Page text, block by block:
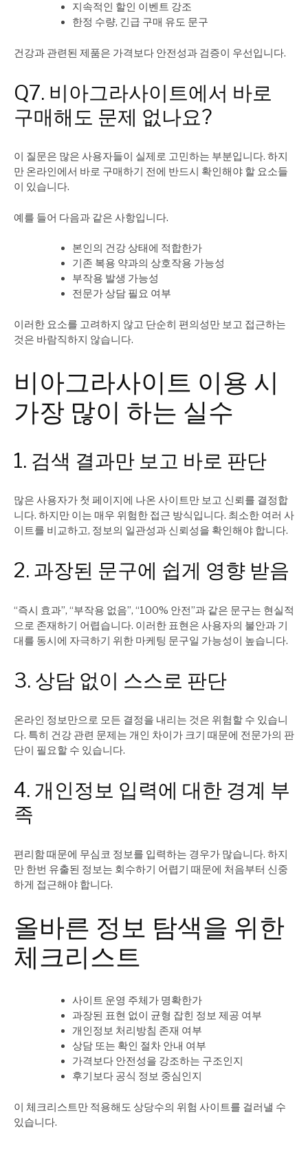
지속적인 할인 이벤트 강조
한정 수량, 긴급 구매 유도 문구
건강과 관련된 제품은 가격보다 안전성과 검증이 우선입니다.
Q7. 비아그라사이트에서 바로
구매해도 문제 없나요?
이 질문은 많은 사용자들이 실제로 고민하는 부분입니다. 하지
만 온라인에서 바로 구매하기 전에 반드시 확인해야 할 요소들
이 있습니다.
예를 들어 다음과 같은 사항입니다.
본인의 건강 상태에 적합한가
기존 복용 약과의 상호작용 가능성
부작용 발생 가능성
전문가 상담 필요 여부
이러한 요소를 고려하지 않고 단순히 편의성만 보고 접근하는
것은 바람직하지 않습니다.
비아그라사이트 이용 시
가장 많이 하는 실수
1. 검색 결과만 보고 바로 판단
많은 사용자가 첫 페이지에 나온 사이트만 보고 신뢰를 결정합
니다. 하지만 이는 매우 위험한 접근 방식입니다. 최소한 여러 사
이트를 비교하고, 정보의 일관성과 신뢰성을 확인해야 합니다.
2. 과장된 문구에 쉽게 영향 받음
“즉시 효과”, “부작용 없음”, “100% 안전”과 같은 문구는 현실적
으로 존재하기 어렵습니다. 이러한 표현은 사용자의 불안과 기
대를 동시에 자극하기 위한 마케팅 문구일 가능성이 높습니다.
3. 상담 없이 스스로 판단
온라인 정보만으로 모든 결정을 내리는 것은 위험할 수 있습니
다. 특히 건강 관련 문제는 개인 차이가 크기 때문에 전문가의 판
단이 필요할 수 있습니다.
4. 개인정보 입력에 대한 경계 부
족
편리함 때문에 무심코 정보를 입력하는 경우가 많습니다. 하지
만 한번 유출된 정보는 회수하기 어렵기 때문에 처음부터 신중
하게 접근해야 합니다.
올바른 정보 탐색을 위한
체크리스트
사이트 운영 주체가 명확한가
과장된 표현 없이 균형 잡힌 정보 제공 여부
개인정보 처리방침 존재 여부
상담 또는 확인 절차 안내 여부
가격보다 안전성을 강조하는 구조인지
후기보다 공식 정보 중심인지
이 체크리스트만 적용해도 상당수의 위험 사이트를 걸러낼 수
있습니다.